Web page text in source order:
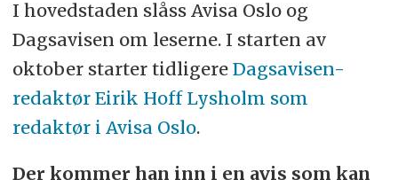
I hovedstaden slåss Avisa Oslo og
Dagsavisen om leserne. I starten av
oktober starter tidligere Dagsavisen-
redaktør Eirik Hoff Lysholm som
redaktør i Avisa Oslo.
Der kommer han inn i en avis som kan